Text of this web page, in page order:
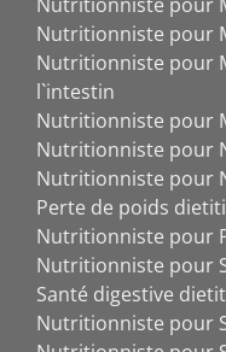
Nutritionniste pour
Nutritionniste pour
l`intestin
Nutritionniste pour
Nutritionniste pour
Nutritionniste pour
Perte de poids
Nutritionniste pour
Nutritionniste pour
Santé digestive
Nutritionniste pour